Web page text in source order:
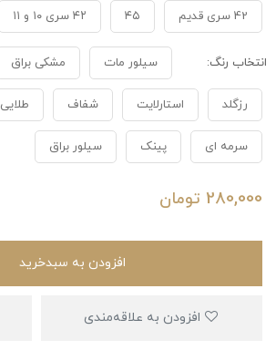
42 سری قدیم ۴۵ ۴۲ سری ۱۰ و ۱۱
انتخاب رنگ: سیلور مات مشکی براق
رزگلد استارلایت شفاف طلایی
سرمه ای پینک سیلور براق
280,000 تومان
افزودن به سبدخرید